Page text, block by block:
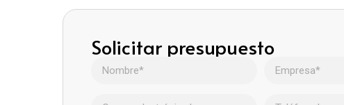
Solicitar presupuesto